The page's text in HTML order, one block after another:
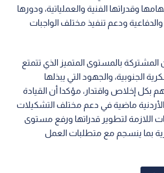
وقدراتها الفنية والعملياتية، ودورها
والدفاعية ودعم تنفيذ مختلف الواجبات
بالمستوى المتميز الذي تتمتع
الجنوبية، والجهود التي يبذلها
بكل إخلاص واقتدار، مؤكدا أن القيادة
ماضية في دعم مختلف التشكيلات
اللازمة لتطوير قدراتها ورفع مستوى
بما ينسجم مع متطلبات العمل